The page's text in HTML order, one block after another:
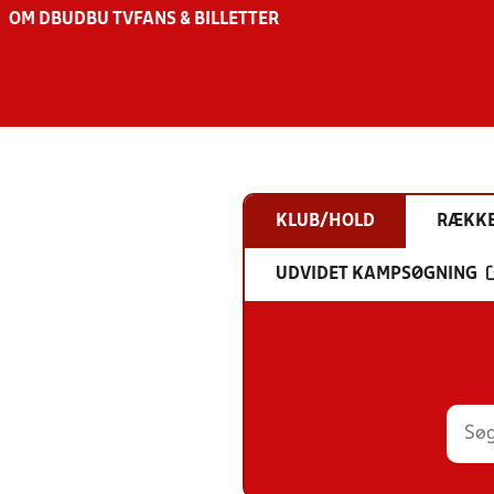
OM DBU DBU TV FANS & BILLETTER
KLUB/HOLD
UDVIDET KAMPSØGNING